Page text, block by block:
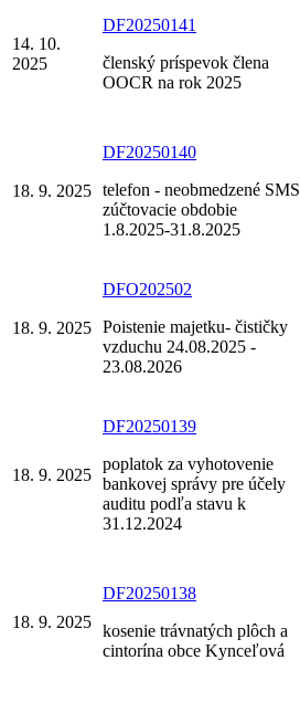
14. 10.
2025
DF20250141
členský príspevok člena
OOCR na rok 2025
18. 9. 2025
DF20250140
telefon - neobmedzené SMS
zúčtovacie obdobie
1.8.2025-31.8.2025
18. 9. 2025
DFO202502
Poistenie majetku- čističky
vzduchu 24.08.2025 -
23.08.2026
18. 9. 2025
DF20250139
poplatok za vyhotovenie
bankovej správy pre účely
auditu podľa stavu k
31.12.2024
18. 9. 2025
DF20250138
kosenie trávnatých plôch a
cintorína obce Kynceľová